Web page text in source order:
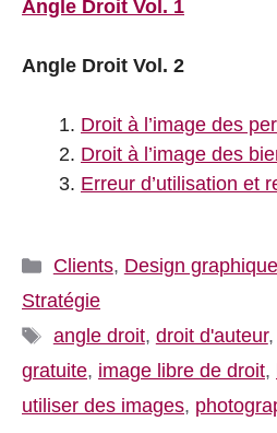
Angle Droit Vol. 1
Angle Droit Vol. 2
Droit à l’image des
Droit à l’image des
Erreur d’utilisation et
Catégories
Clients, Design graphique
Stratégie
Étiquettes
angle droit, droit d'auteur,
gratuite, image libre de droit,
utiliser des images,